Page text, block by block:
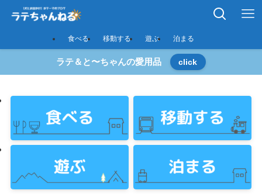
食べる 移動する 遊ぶ 泊まる
ラテ＆と〜ちゃんの愛用品 click